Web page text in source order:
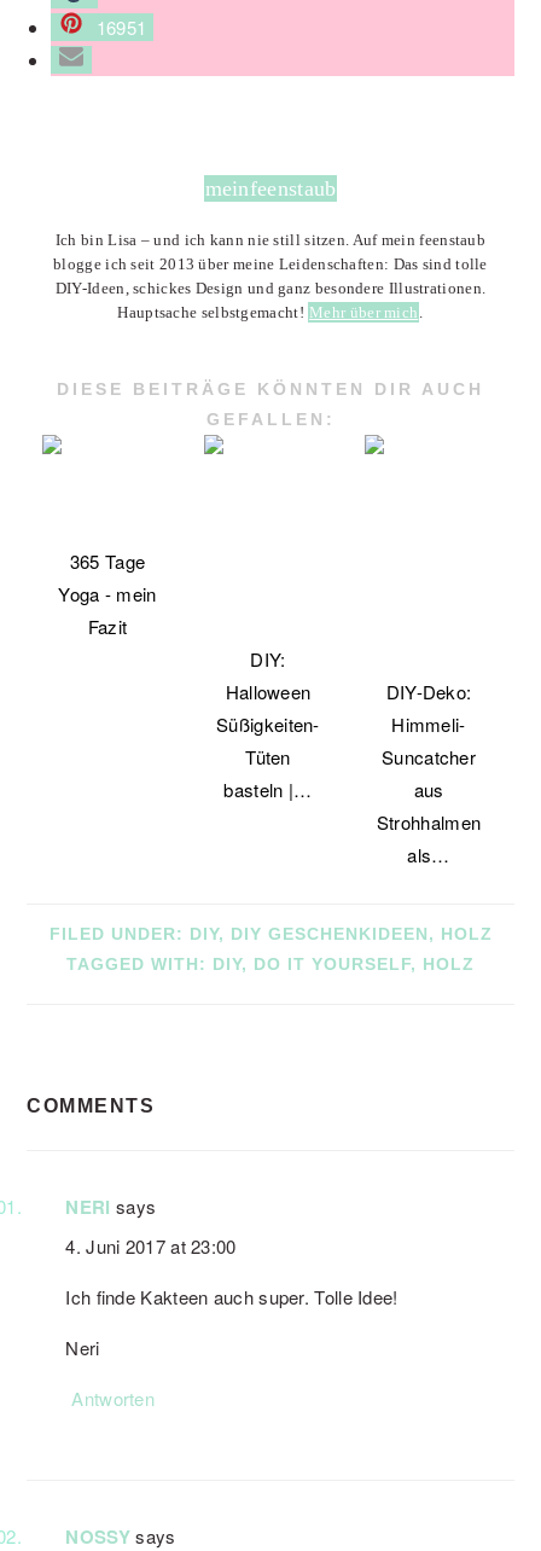
16951
meinfeenstaub
Ich bin Lisa – und ich kann nie still sitzen. Auf mein feenstaub
blogge ich seit 2013 über meine Leidenschaften: Das sind tolle
DIY-Ideen, schickes Design und ganz besondere Illustrationen.
Hauptsache selbstgemacht! Mehr über mich .
DIESE BEITRÄGE KÖNNTEN DIR AUCH
GEFALLEN:
365 Tage
Yoga - mein
Fazit
DIY:
Halloween
Süßigkeiten-
Tüten
basteln |…
DIY-Deko:
Himmeli-
Suncatcher
aus
Strohhalmen
als…
FILED UNDER: DIY, DIY GESCHENKIDEEN, HOLZ
TAGGED WITH: DIY, DO IT YOURSELF, HOLZ
INTERACTIONS
COMMENTS
NERI says
4. Juni 2017 at 23:00
Ich finde Kakteen auch super. Tolle Idee!
Neri
Antworten
NOSSY says